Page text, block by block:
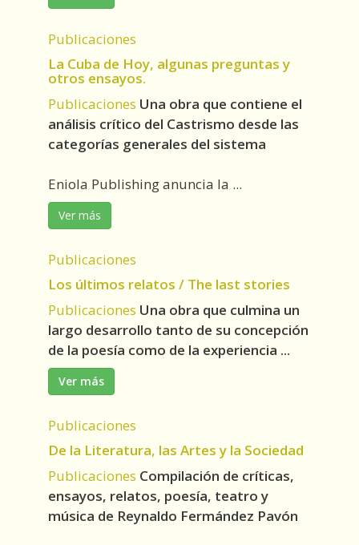
Publicaciones
La Cuba de Hoy, algunas preguntas y
otros ensayos.
Publicaciones Una obra que contiene el
análisis crítico del Castrismo desde las
categorías generales del sistema
Eniola Publishing anuncia la ...
Ver más
Publicaciones
Los últimos relatos / The last stories
Publicaciones Una obra que culmina un
largo desarrollo tanto de su concepción
de la poesía como de la experiencia ...
Ver más
Publicaciones
De la Literatura, las Artes y la Sociedad
Publicaciones Compilación de críticas,
ensayos, relatos, poesía, teatro y
música de Reynaldo Fermández Pavón